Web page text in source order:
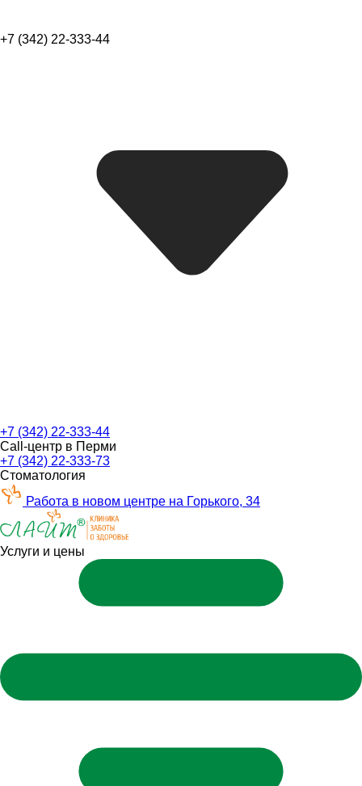
+7 (342) 22-333-44
+7 (342) 22-333-44
Call-центр в Перми
+7 (342) 22-333-73
Стоматология
Работа в новом центре на Горького, 34
Услуги и цены